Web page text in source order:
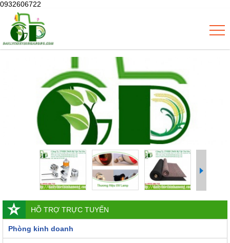
0932606722
HỖ TRỢ TRỰC TUYẾN
Phòng kinh doanh